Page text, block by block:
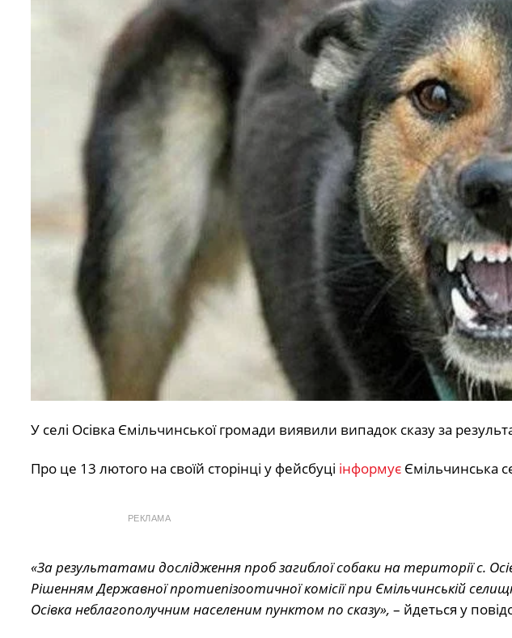
У селі Осівка Ємільчинської громади виявили випадок сказу за
Про це 13 лютого на своїй сторінці у фейсбуці інформуєЄмільчинська
РЕКЛАМА
«За результатами дослідження проб загиблої собаки на території с.
Рішенням Державної протиепізоотичної комісії при Ємільчинській
Осівка неблагополучним населеним пунктом по сказу», – йдеться у